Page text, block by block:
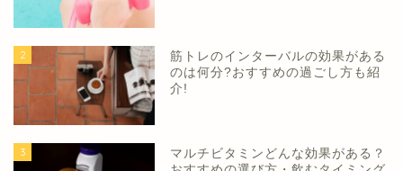
2
筋トレのインターバルの効果がある
のは何分?おすすめの過ごし方も紹
介!
3
マルチビタミンどんな効果がある？